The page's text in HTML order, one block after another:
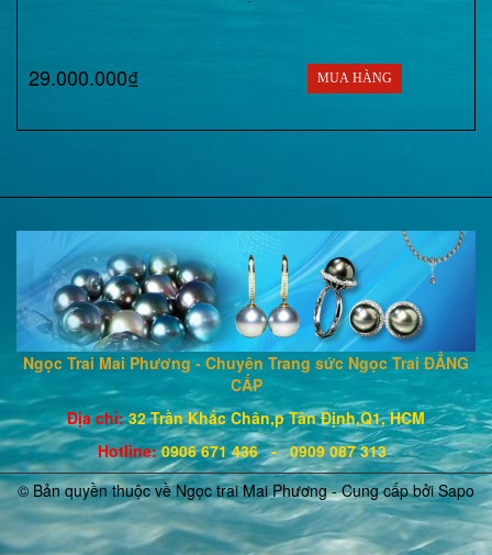
29.000.000₫ MUA HÀNG
Ngọc Trai Mai Phương - Chuyên Trang sức Ngọc Trai ĐẲNG
CẤP
Địa chỉ: 32 Trần Khắc Chân,p Tân Định,Q1, HCM
Hotline: 0906 671436- 0909 087 313
© Bản quyền thuộc về Ngọc trai Mai Phương - Cung cấp bởiSapo